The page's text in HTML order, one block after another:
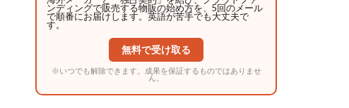
ンディングで販売する物販の始め方を、5回のメール
で順番にお届けします。英語が苦手でも大丈夫で
す。
無料で受け取る
※いつでも解除できます。成果を保証するものではありませ
ん。